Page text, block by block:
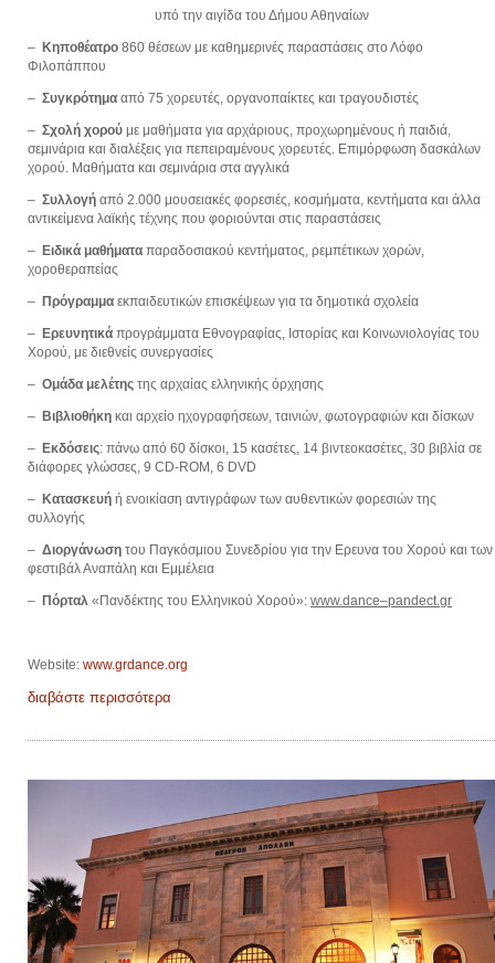
υπό την αιγίδα του Δήμου Αθηναίων
– Κηποθέατρο 860 θέσεων με καθημερινές παραστάσεις στο Λόφο
Φιλοπάππου
– Συγκρότημα από 75 χορευτές, οργανοπαίκτες και τραγουδιστές
– Σχολή χορού με μαθήματα για αρχάριους, προχωρημένους ή παιδιά,
σεμινάρια και διαλέξεις για πεπειραμένους χορευτές. Επιμόρφωση δασκάλων
χορού. Μαθήματα και σεμινάρια στα αγγλικά
– Συλλογή από 2.000 μουσειακές φορεσιές, κοσμήματα, κεντήματα και άλλα
αντικείμενα λαϊκής τέχνης που φοριούνται στις παραστάσεις
– Ειδικά μαθήματα παραδοσιακού κεντήματος, ρεμπέτικων χορών,
χοροθεραπείας
– Πρόγραμμα εκπαιδευτικών επισκέψεων για τα δημοτικά σχολεία
– Ερευνητικά προγράμματα Εθνογραφίας, Ιστορίας και Κοινωνιολογίας του
Χορού, με διεθνείς συνεργασίες
– Ομάδα μελέτης της αρχαίας ελληνικής όρχησης
– Βιβλιοθήκη και αρχείο ηχογραφήσεων, ταινιών, φωτογραφιών και δίσκων
– Εκδόσεις: πάνω από 60 δίσκοι, 15 κασέτες, 14 βιντεοκασέτες, 30 βιβλία σε
διάφορες γλώσσες, 9 CD-ROM, 6 DVD
– Κατασκευή ή ενοικίαση αντιγράφων των αυθεντικών φορεσιών της
συλλογής
– Διοργάνωση του Παγκόσμιου Συνεδρίου για την Ερευνα του Χορού και των
φεστιβάλ Αναπάλη και Εμμέλεια
– Πόρταλ «Πανδέκτης του Ελληνικού Χορού»: www.dance–pandect.gr
Website: www.grdance.org
διαβάστε περισσότερα